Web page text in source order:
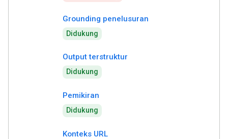
Grounding penelusuran
Didukung
Output terstruktur
Didukung
Pemikiran
Didukung
Konteks URL